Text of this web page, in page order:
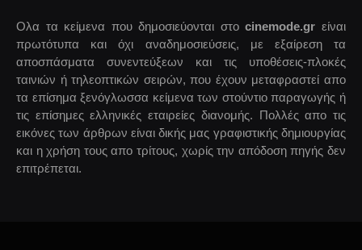
Ολα τα κείμενα που δημοσιεύονται στοcinemode.gr είναι
πρωτότυπα και όχι αναδημοσιεύσεις, με εξαίρεση τα
αποσπάσματα συνεντεύξεων και τις υποθέσεις-πλοκές
ταινιών ή τηλεοπτικών σειρών, που έχουν μεταφραστεί απο
τα επίσημα ξενόγλωσσα κείμενα των στούντιο παραγωγής ή
τις επίσημες ελληνικές εταιρείες διανομής. Πολλές απο τις
εικόνες των άρθρων είναι δικής μας γραφιστικής δημιουργίας
και η χρήση τους απο τρίτους, χωρίς την απόδοση πηγής δεν
επιτρέπεται.